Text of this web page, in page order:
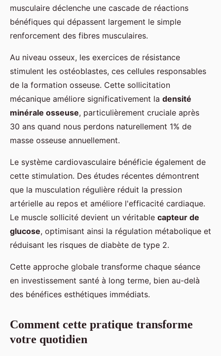
musculaire déclenche une cascade de réactions
bénéfiques qui dépassent largement le simple
renforcement des fibres musculaires.
Au niveau osseux, les exercices de résistance
stimulent les ostéoblastes, ces cellules responsables
de la formation osseuse. Cette sollicitation
mécanique améliore significativement la densité
minérale osseuse, particulièrement cruciale après
30 ans quand nous perdons naturellement 1% de
masse osseuse annuellement.
Le système cardiovasculaire bénéficie également de
cette stimulation. Des études récentes démontrent
que la musculation régulière réduit la pression
artérielle au repos et améliore l'efficacité cardiaque.
Le muscle sollicité devient un véritable capteur de
glucose, optimisant ainsi la régulation métabolique et
réduisant les risques de diabète de type 2.
Cette approche globale transforme chaque séance
en investissement santé à long terme, bien au-delà
des bénéfices esthétiques immédiats.
Comment cette pratique transforme
votre quotidien